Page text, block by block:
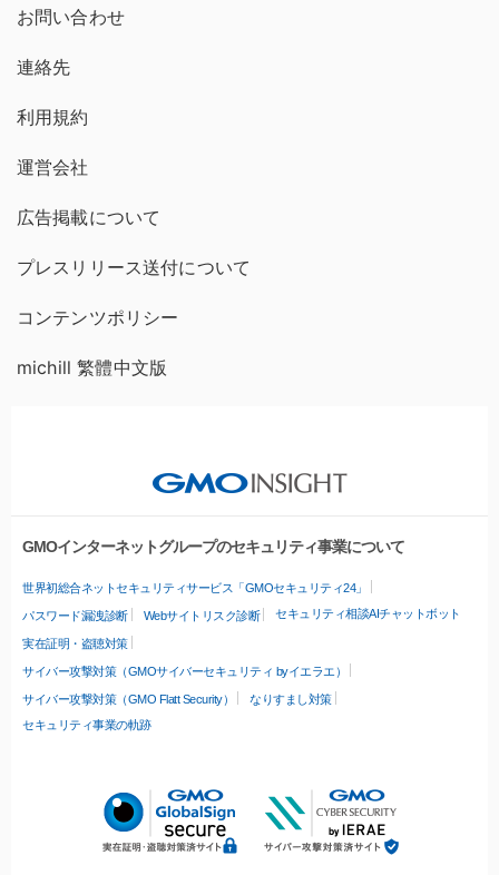
お問い合わせ
連絡先
利用規約
運営会社
広告掲載について
プレスリリース送付について
コンテンツポリシー
michill 繁體中文版
GMOインターネットグループのセキュリティ事業について
世界初総合ネットセキュリティサービス「GMOセキュリティ24」
パスワード漏洩診断 Webサイトリスク診断 セキュリティ相談AIチャットボット
実在証明・盗聴対策
サイバー攻撃対策（GMOサイバーセキュリティ byイエラエ）
サイバー攻撃対策（GMO Flatt Security）
なりすまし対策
セキュリティ事業の軌跡